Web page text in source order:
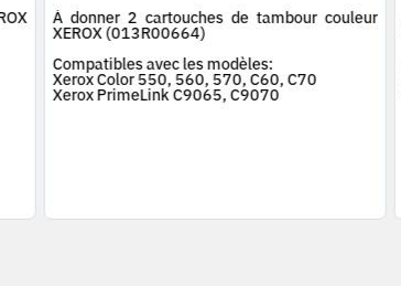
À donner 2 cartouches de tambour couleur
XEROX (013R00664)
Compatibles avec les modèles:
Xerox Color 550, 560, 570, C60, C70
Xerox PrimeLink C9065, C9070